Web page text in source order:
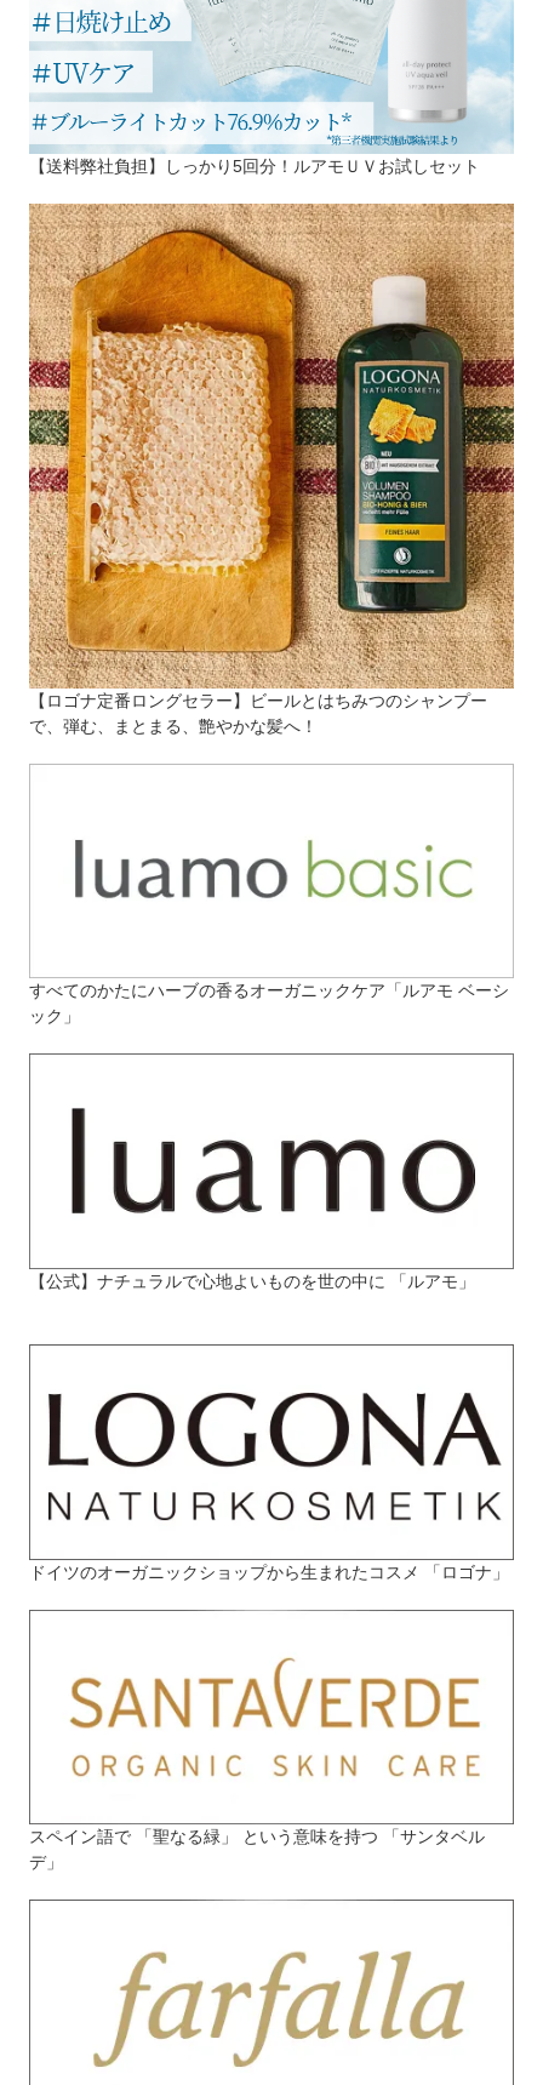
【送料弊社負担】しっかり5回分！ルアモＵＶお試しセット
【ロゴナ定番ロングセラー】ビールとはちみつのシャンプー
で、弾む、まとまる、艶やかな髪へ！
すべてのかたにハーブの香るオーガニックケア「ルアモ ベーシ
ック」
【公式】ナチュラルで心地よいものを世の中に 「ルアモ」
ドイツのオーガニックショップから生まれたコスメ 「ロゴナ」
スペイン語で 「聖なる緑」 という意味を持つ 「サンタベル
デ」